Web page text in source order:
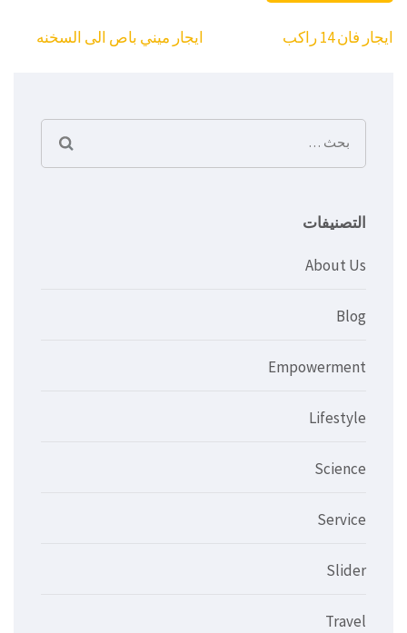
تصفّح
ايجار ميني باص الى السخنه ايجار فان 14 راكب
البحث
عن:
التصنيفات
About Us
Blog
Empowerment
Lifestyle
Science
Service
Slider
Travel